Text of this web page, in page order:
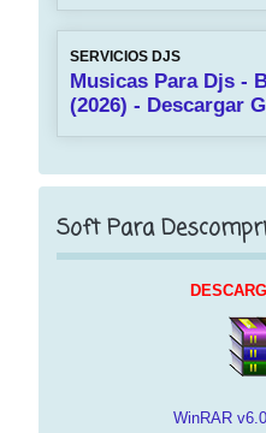
SERVICIOS DJS
Musicas Para Djs -
(2026) - Descargar
Soft Para
WinRAR